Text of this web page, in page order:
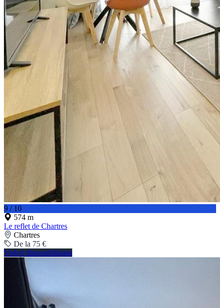
9 / 10
574 m
Le reflet de Chartres
Chartres
De la 75 €
Vedeți disponibilitatea